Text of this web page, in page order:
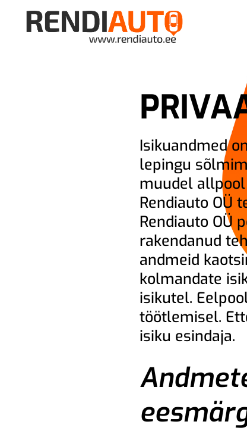
Isikuandmed
lepingu
muudel
Rendiauto OÜ
Rendiauto OÜ
rakendanud
andmeid
kolmandate
isikutel.
töötlemisel.
isiku esindaja.